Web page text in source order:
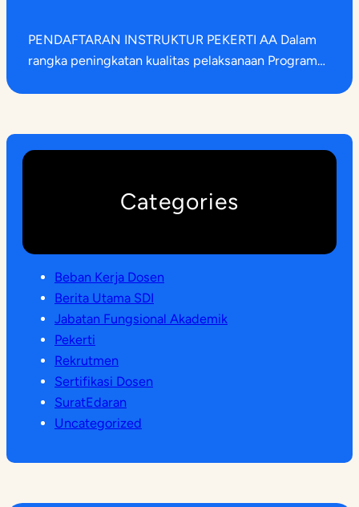
PENDAFTARAN INSTRUKTUR PEKERTI AA Dalam
rangka peningkatan kualitas pelaksanaan Program…
Categories
Beban Kerja Dosen
Berita Utama SDI
Jabatan Fungsional Akademik
Pekerti
Rekrutmen
Sertifikasi Dosen
SuratEdaran
Uncategorized